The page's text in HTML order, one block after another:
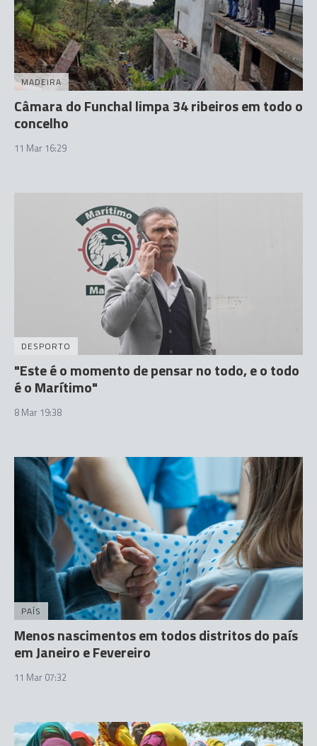
MADEIRA
Câmara do Funchal limpa 34 ribeiros em todo o
concelho
11 Mar 16:29
DESPORTO
"Este é o momento de pensar no todo, e o todo
é o Marítimo"
8 Mar 19:38
PAÍS
Menos nascimentos em todos distritos do país
em Janeiro e Fevereiro
11 Mar 07:32